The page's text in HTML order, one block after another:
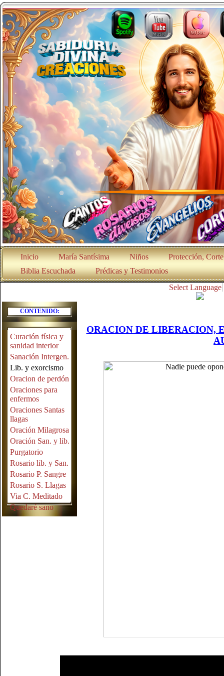
Inicio María Santísima Niños
Protección,
Biblia Escuchada
Prédicas y Testimonios
Select Language
CONTENIDO:
Curación física y
sanidad interior
Sanación Intergen.
Lib. y exorcismo
Oracion de perdón
Oraciones para
enfermos
Oraciones Santas
llagas
Oración Milagrosa
Oración San. y lib.
Purgatorio
Rosario lib. y San.
Rosario P. Sangre
Rosario S. Llagas
Via C. Meditado
Quedaré sano
ORACION DE LIBERACION,